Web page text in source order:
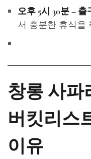
오후 5시 30분 – 출
서 충분한 휴식을
창롱 사파
버킷리스
이유